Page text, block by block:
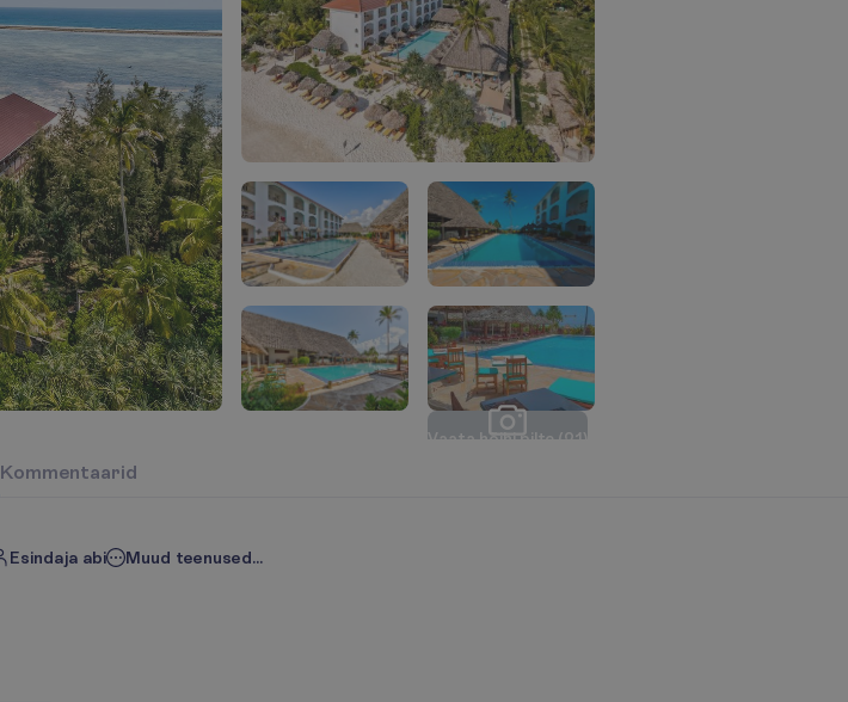
Vaata kõiki pilte (21)
Kommentaarid
Esindaja abi Muud teenused...